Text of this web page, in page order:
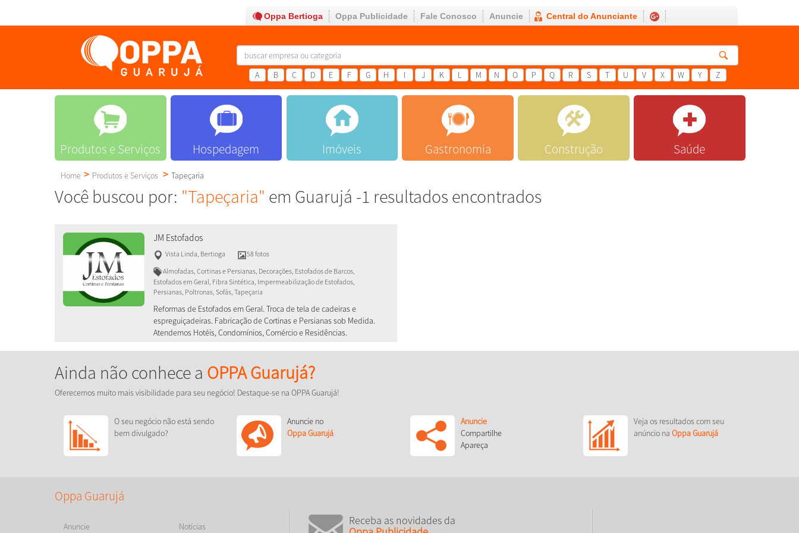
Oppa Bertioga Oppa Publicidade Fale Conosco Anuncie Central do Anunciante
A B C D E F G H I J K L M N O P Q R S T U V X W Y Z
Produtos e Serviços Hospedagem Imóveis Gastronomia Construção Saúde
Home Produtos e Serviços Tapeçaria
Você buscou por: "Tapeçaria" em Guarujá -1 resultados encontrados
JM Estofados
Vista Linda, Bertioga
58 fotos
Almofadas, Cortinas e Persianas, Decorações, Estofados de Barcos,
Estofados em Geral, Fibra Sintética, Impermeabilização de Estofados,
Persianas, Poltronas, Sofás, Tapeçaria
Reformas de Estofados em Geral. Troca de tela de cadeiras e
espreguiçadeiras. Fabricação de Cortinas e Persianas sob Medida.
Atendemos Hotéis, Condomínios, Comércio e Residências.
Ainda não conhece a OPPA Guarujá?
Oferecemos muito mais visibilidade para seu negócio! Destaque-se na OPPA Guarujá!
O seu negócio não está sendo
bem divulgado?
Anuncie no
Oppa Guarujá
Anuncie
Compartilhe
Apareça
Veja os resultados com seu
anúncio na Oppa Guarujá
Oppa Guarujá
Anuncie Notícias
Receba as novidades da